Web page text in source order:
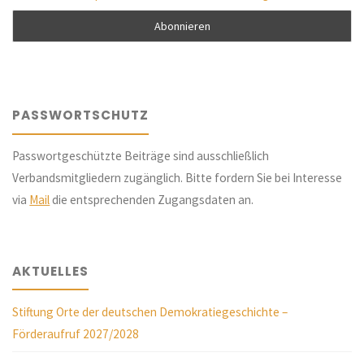
PASSWORTSCHUTZ
Passwortgeschützte Beiträge sind ausschließlich
Verbandsmitgliedern zugänglich. Bitte fordern Sie bei Interesse
via Maildie entsprechenden Zugangsdaten an.
AKTUELLES
Stiftung Orte der deutschen Demokratiegeschichte –
Förderaufruf 2027/2028